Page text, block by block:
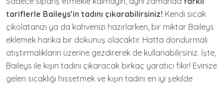
tariflerle Baileys’in tadını çıkarabilirsiniz! Kendi sıcak
çikolatanızı ya da kahvenizi hazırlarken, bir miktar Baileys
eklemek harika bir dokunuş olacaktır. Hatta dondurmalı
atıştırmalıkların üzerine gezdirerek de kullanabilirsiniz. İşte,
Baileys ile kışın tadını çıkaracak birkaç yaratıcı fikir! Evinize
gelen sıcaklığı hissetmek ve kışın tadını en iyi şekilde